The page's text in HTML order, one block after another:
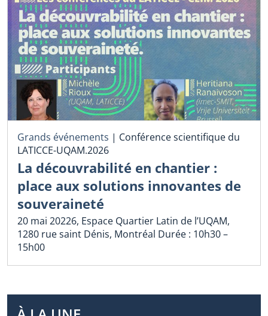
Grands événements | Conférence scientifique du
LATICCE-UQAM.2026
La découvrabilité en chantier :
place aux solutions innovantes de
souveraineté
20 mai 20226, Espace Quartier Latin de l’UQAM,
1280 rue saint Dénis, Montréal Durée : 10h30 –
15h00